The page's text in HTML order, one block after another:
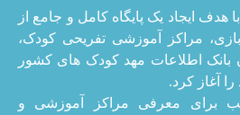
ایجاد یک پایگاه کامل و جامع از
مراکز آموزشی تفریحی کودک،
عنوان بانک اطلاعات مهد کودک های کشور
آغاز کرد.
برای معرفی مراکز آموزشی و